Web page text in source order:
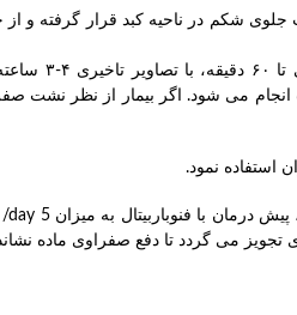
شکم در ناحیه کبد قرار گرفته و
استفاده نمود.